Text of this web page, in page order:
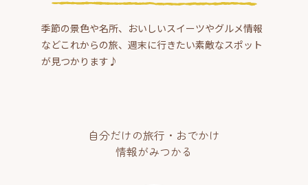
季節の景色や名所、おいしいスイーツやグルメ情報
などこれからの旅、週末に行きたい素敵なスポット
が見つかります♪
自分だけの旅行・おでかけ
情報がみつかる